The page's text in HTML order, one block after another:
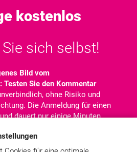
kostenlos
sich selbst!
Bild vom
Testen Sie den Kommentar
ohne Risiko und
Die Anmeldung für einen
dauert nur einige Minuten.
online zur Verfügung. Sie haben
und Rechtsquellen.